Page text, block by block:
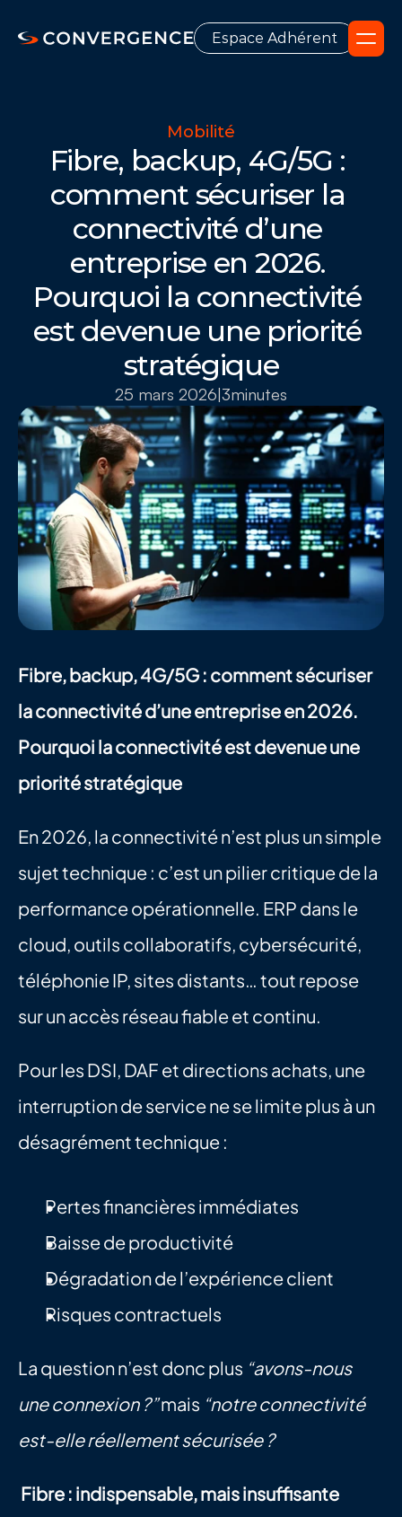
Espace Adhérent
Mobilité
Fibre, backup, 4G/5G :
comment sécuriser la
connectivité d’une
entreprise en 2026.
Pourquoi la connectivité
est devenue une priorité
stratégique
25 mars 2026|3minutes
Fibre, backup, 4G/5G : comment sécuriser
la connectivité d’une entreprise en 2026.
Pourquoi la connectivité est devenue une
priorité stratégique
En 2026, la connectivité n’est plus un simple
sujet technique : c’est un pilier critique de la
performance opérationnelle. ERP dans le
cloud, outils collaboratifs, cybersécurité,
téléphonie IP, sites distants… tout repose
sur un accès réseau fiable et continu.
Pour les DSI, DAF et directions achats, une
interruption de service ne se limite plus à un
désagrément technique :
Pertes financières immédiates
Baisse de productivité
Dégradation de l’expérience client
Risques contractuels
La question n’est donc plus “avons-nous
une connexion ?” mais “notre connectivité
est-elle réellement sécurisée ?
Fibre : indispensable, mais insuffisante